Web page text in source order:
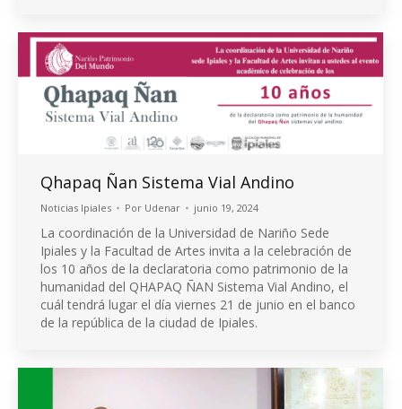
Qhapaq Ñan Sistema Vial Andino
Noticias Ipiales Por Udenar junio 19, 2024
La coordinación de la Universidad de Nariño Sede
Ipiales y la Facultad de Artes invita a la celebración de
los 10 años de la declaratoria como patrimonio de la
humanidad del QHAPAQ ÑAN Sistema Vial Andino, el
cuál tendrá lugar el día viernes 21 de junio en el banco
de la república de la ciudad de Ipiales.